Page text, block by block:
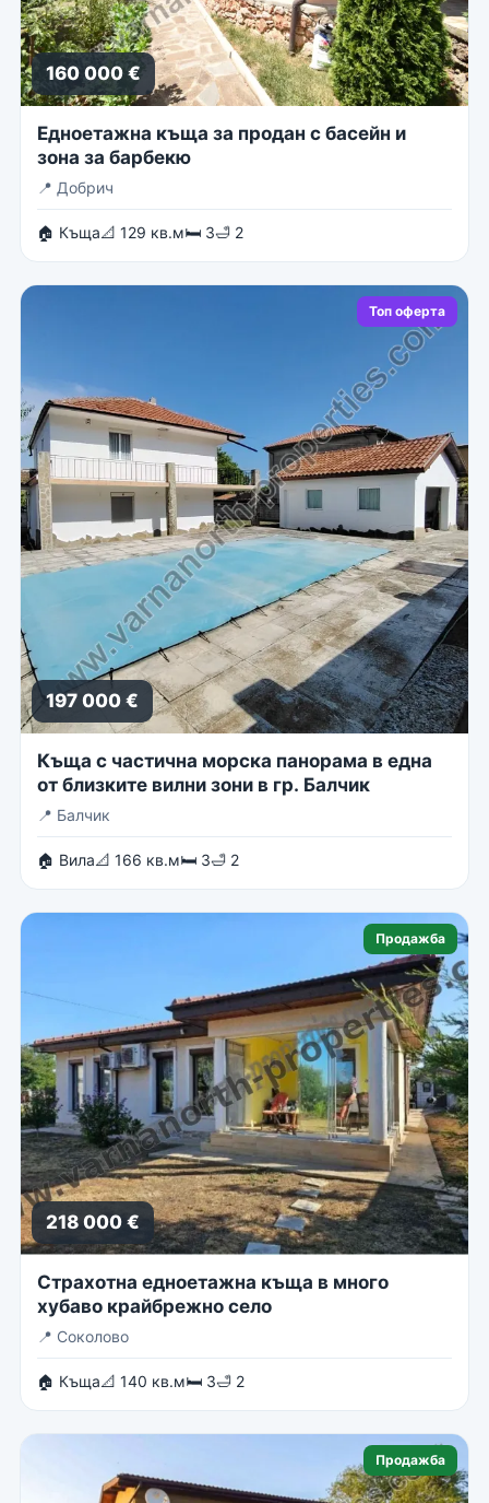
160 000 €
Едноетажна къща за продан с басейн и
зона за барбекю
📍 Добрич
🏠 Къща📐 129 кв.м🛏 3🛁 2
Топ оферта
197 000 €
Къща с частична морска панорама в една
от близките вилни зони в гр. Балчик
📍 Балчик
🏠 Вила📐 166 кв.м🛏 3🛁 2
Продажба
218 000 €
Страхотна едноетажна къща в много
хубаво крайбрежно село
📍 Соколово
🏠 Къща📐 140 кв.м🛏 3🛁 2
Продажба